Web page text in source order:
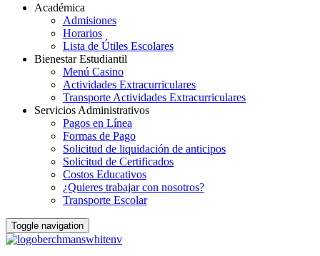
Académica
Admisiones
Horarios
Lista de Útiles Escolares
Bienestar Estudiantil
Menú Casino
Actividades Extracurriculares
Transporte Actividades Extracurriculares
Servicios Administrativos
Pagos en Línea
Formas de Pago
Solicitud de liquidación de anticipos
Solicitud de Certificados
Costos Educativos
¿Quieres trabajar con nosotros?
Transporte Escolar
Toggle navigation